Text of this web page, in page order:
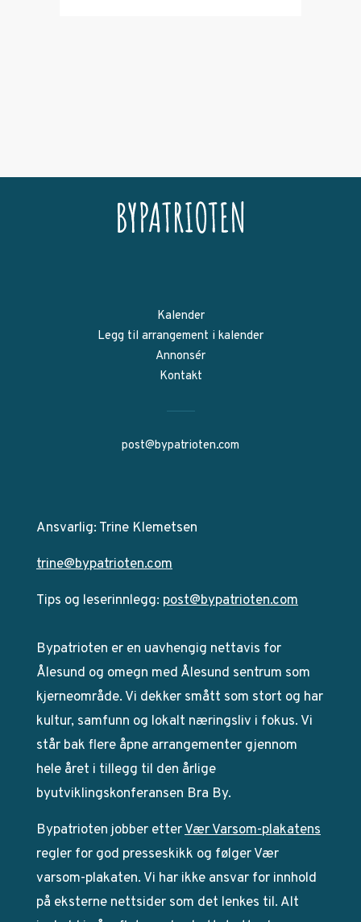
Kalender
Legg til arrangement i kalender
Annonsér
Kontakt
post@bypatrioten.com
Ansvarlig: Trine Klemetsen
trine@bypatrioten.com
Tips og leserinnlegg: post@bypatrioten.com
Bypatrioten er en uavhengig nettavis for
Ålesund og omegn med Ålesund sentrum som
kjerneområde. Vi dekker smått som stort og har
kultur, samfunn og lokalt næringsliv i fokus. Vi
står bak flere åpne arrangementer gjennom
hele året i tillegg til den årlige
byutviklingskonferansen Bra By.
Bypatrioten jobber etterVær Varsom-plakatens
regler for god presseskikk og følger Vær
varsom-plakaten. Vi har ikke ansvar for innhold
på eksterne nettsider som det lenkes til. Alt